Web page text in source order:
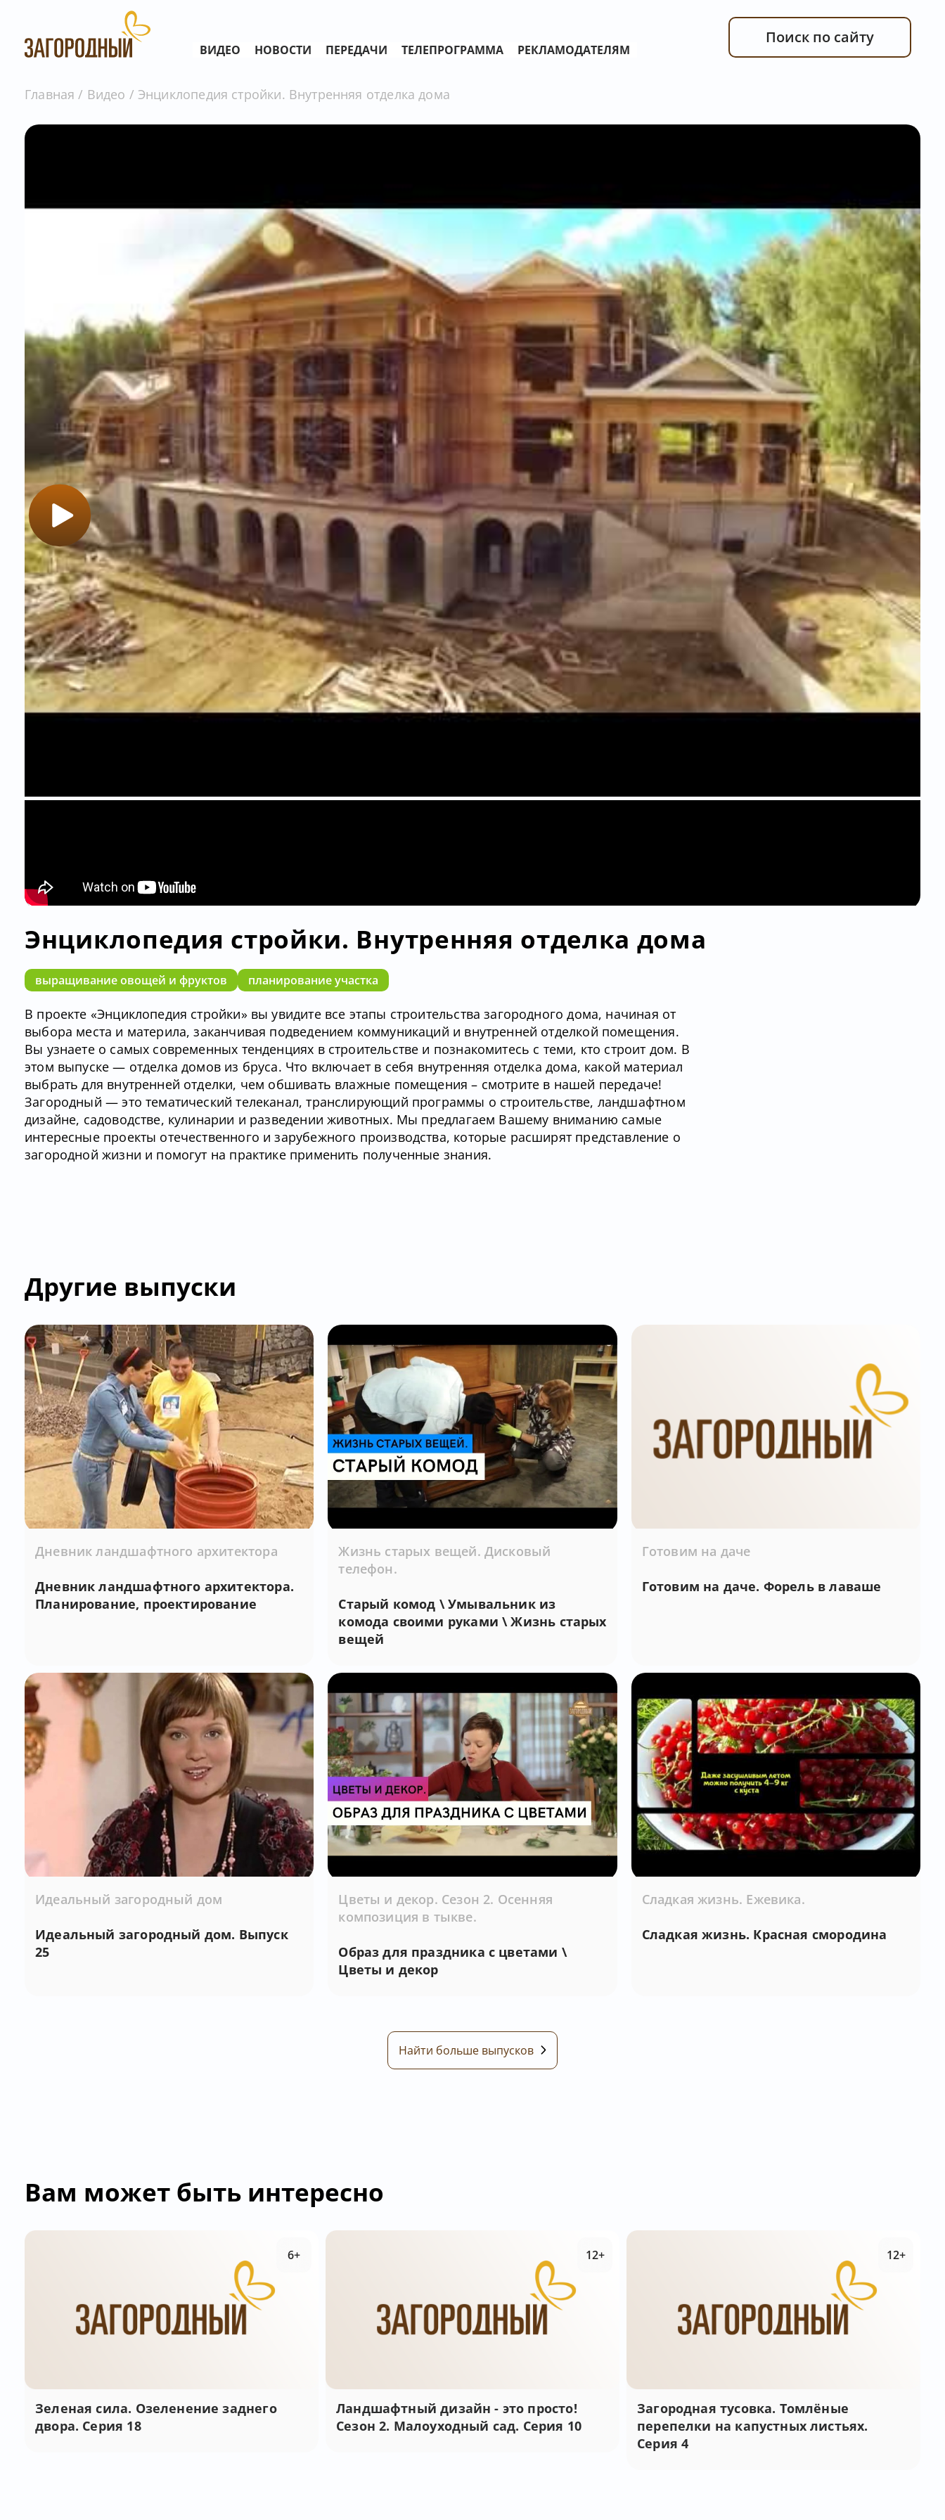
ВИДЕО НОВОСТИ ПЕРЕДАЧИ ТЕЛЕПРОГРАММА РЕКЛАМОДАТЕЛЯМ
Поиск по сайту
Главная Видео Энциклопедия стройки. Внутренняя отделка дома
Энциклопедия стройки. Внутренняя отделка дома
выращивание овощей и фруктов планирование участка
В проекте «Энциклопедия стройки» вы увидите все этапы строительства загородного дома, начиная от
выбора места и материла, заканчивая подведением коммуникаций и внутренней отделкой помещения.
Вы узнаете о самых современных тенденциях в строительстве и познакомитесь с теми, кто строит дом. В
этом выпуске — отделка домов из бруса. Что включает в себя внутренняя отделка дома, какой материал
выбрать для внутренней отделки, чем обшивать влажные помещения – смотрите в нашей передаче!
Загородный — это тематический телеканал, транслирующий программы о строительстве, ландшафтном
дизайне, садоводстве, кулинарии и разведении животных. Мы предлагаем Вашему вниманию самые
интересные проекты отечественного и зарубежного производства, которые расширят представление о
загородной жизни и помогут на практике применить полученные знания.
Другие выпуски
Дневник ландшафтного архитектора
Дневник ландшафтного архитектора.
Планирование, проектирование
Жизнь старых вещей. Дисковый
телефон.
Старый комод \ Умывальник из
комода своими руками \ Жизнь старых
вещей
Готовим на даче
Готовим на даче. Форель в лаваше
Идеальный загородный дом
Идеальный загородный дом. Выпуск
25
Цветы и декор. Сезон 2. Осенняя
композиция в тыкве.
Образ для праздника с цветами \
Цветы и декор
Сладкая жизнь. Ежевика.
Сладкая жизнь. Красная смородина
Найти больше выпусков
Вам может быть интересно
Зеленая сила. Озеленение заднего
двора. Серия 18
6+
Ландшафтный дизайн - это просто!
Сезон 2. Малоуходный сад. Серия 10
12+
Загородная тусовка. Томлёные
перепелки на капустных листьях.
Серия 4
12+